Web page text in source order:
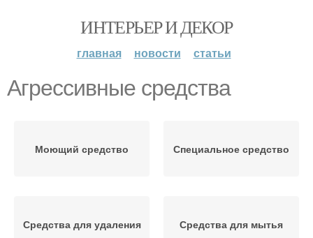
ИНТЕРЬЕР И ДЕКОР
главная новости статьи
Агрессивные средства
Моющий средство Специальное средство
Средства для удаления Средства для мытья